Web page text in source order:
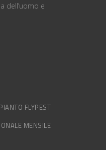
dell’uomo e
FLYPEST
MENSILE